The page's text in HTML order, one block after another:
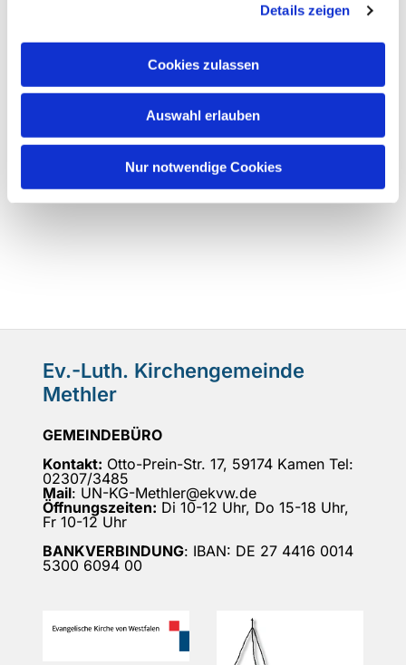
Details zeigen
Cookies zulassen
Auswahl erlauben
Nur notwendige Cookies
Ev.-Luth. Kirchengemeinde
Methler
GEMEINDEBÜRO
Kontakt: Otto-Prein-Str. 17, 59174 Kamen Tel:
02307/3485
Mail: UN-KG-Methler@ekvw.de
Öffnungszeiten: Di 10-12 Uhr, Do 15-18 Uhr,
Fr 10-12 Uhr
BANKVERBINDUNG: IBAN: DE 27 4416 0014
5300 6094 00